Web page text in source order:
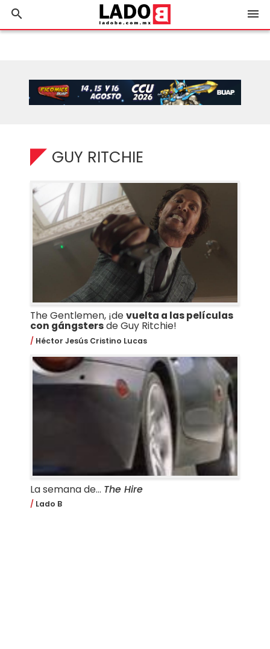
search menu
GUY RITCHIE
The Gentlemen, ¡devuelta a las películas
con gángstersde Guy Ritchie!
Héctor Jesús Cristino Lucas
La semana de... The Hire
Lado B